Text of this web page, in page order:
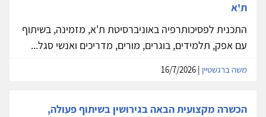
ת'א
התכנית לפסיכותרפיה באוניברסיטת ת'א, מזמינה, בשיתוף
עם אפק, תלמידים, בוגרים, מורים, מדריכים ואנשי סגל...
משה ברגשטיין
הכשרה מקצועית הבאה בגירושין בשיתוף פעולה,